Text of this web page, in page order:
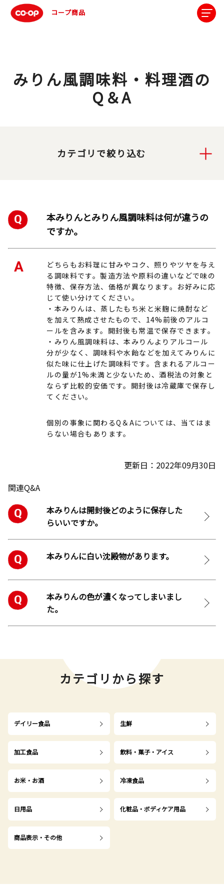
コープ商品
みりん風調味料・料理酒の
Q＆A
カテゴリで絞り込む
本みりんとみりん風調味料は何が違うの
ですか。
どちらもお料理に甘みやコク、照りやツヤを与え
る調味料です。製造方法や原料の違いなどで味の
特徴、保存方法、価格が異なります。お好みに応
じて使い分けてください。
・本みりんは、蒸したもち米と米麹に焼酎など
を加えて熟成させたもので、14%前後のアルコ
ールを含みます。開封後も常温で保存できます。
・みりん風調味料は、本みりんよりアルコール
分が少なく、調味料や水飴などを加えてみりんに
似た味に仕上げた調味料です。含まれるアルコー
ルの量が1%未満と少ないため、酒税法の対象と
ならず比較的安価です。開封後は冷蔵庫で保存し
てください。
個別の事象に関わるQ＆Aについては、当てはま
らない場合もあります。
更新日：2022年09月30日
関連Q&A
本みりんは開封後どのように保存した
らいいですか。
本みりんに白い沈殿物があります。
本みりんの色が濃くなってしまいまし
た。
カテゴリから探す
デイリー食品 生鮮
加工食品 飲料・菓子・アイス
お米・お酒 冷凍食品
日用品 化粧品・ボディケア用品
商品表示・その他